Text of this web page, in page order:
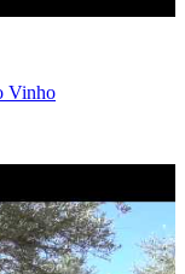
Vinho